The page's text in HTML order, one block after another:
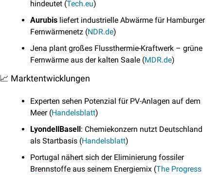
hindeutet (Tech.eu)
Aurubis liefert industrielle Abwärme für Hamburger
Fernwärmenetz (NDR.de)
Jena plant großes Flussthermie-Kraftwerk – grüne
Fernwärme aus der kalten Saale (MDR.de)
📈 Marktentwicklungen
Experten sehen Potenzial für PV-Anlagen auf dem
Meer (Handelsblatt)
LyondellBasell: Chemiekonzern nutzt Deutschland
als Startbasis (Handelsblatt)
Portugal nähert sich der Eliminierung fossiler
Brennstoffe aus seinem Energiemix (The Progress